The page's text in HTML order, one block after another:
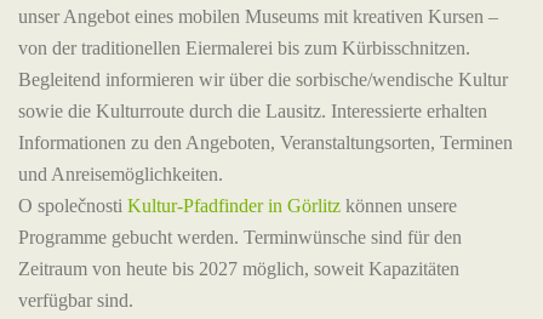
unser Angebot eines mobilen Museums mit kreativen Kursen –
von der traditionellen Eiermalerei bis zum Kürbisschnitzen.
Begleitend informieren wir über die sorbische/wendische Kultur
sowie die Kulturroute durch die Lausitz. Interessierte erhalten
Informationen zu den Angeboten, Veranstaltungsorten, Terminen
und Anreisemöglichkeiten.
O společnosti Kultur-Pfadfinder in Görlitz können unsere
Programme gebucht werden. Terminwünsche sind für den
Zeitraum von heute bis 2027 möglich, soweit Kapazitäten
verfügbar sind.